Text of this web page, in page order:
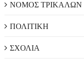
ΝΟΜΟΣ ΤΡΙΚΑΛΩΝ
ΠΟΛΙΤΙΚΗ
ΣΧΟΛΙΑ